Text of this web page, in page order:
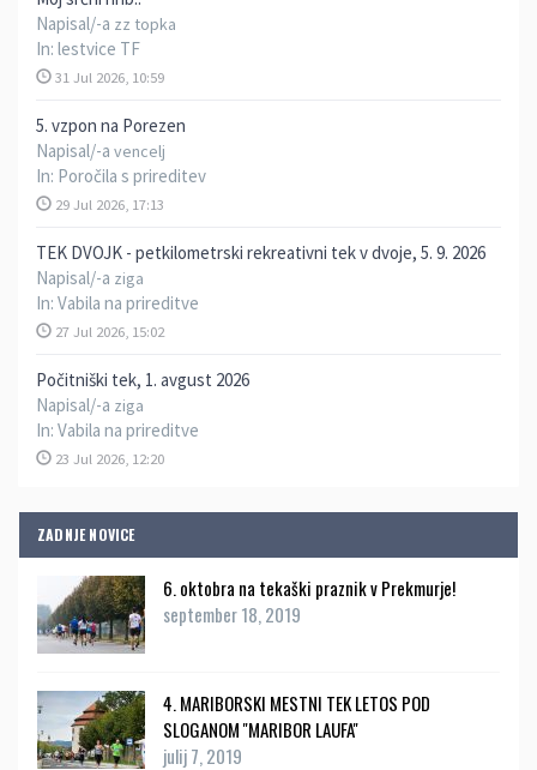
Napisal/-a zz topka
In: lestvice TF
31 Jul 2026, 10:59
5. vzpon na Porezen
Napisal/-a vencelj
In: Poročila s prireditev
29 Jul 2026, 17:13
TEK DVOJK - petkilometrski rekreativni tek v dvoje, 5. 9. 2026
Napisal/-a ziga
In: Vabila na prireditve
27 Jul 2026, 15:02
Počitniški tek, 1. avgust 2026
Napisal/-a ziga
In: Vabila na prireditve
23 Jul 2026, 12:20
ZADNJE NOVICE
6. oktobra na tekaški praznik v Prekmurje!
september 18, 2019
4. MARIBORSKI MESTNI TEK LETOS POD
SLOGANOM ''MARIBOR LAUFA''
julij 7, 2019